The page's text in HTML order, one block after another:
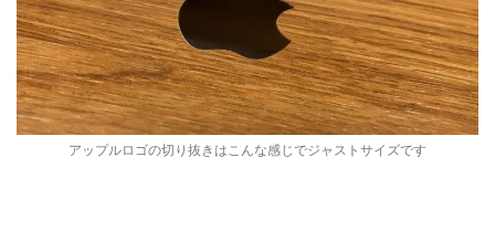
アップルロゴの切り抜きはこんな感じでジャストサイズです